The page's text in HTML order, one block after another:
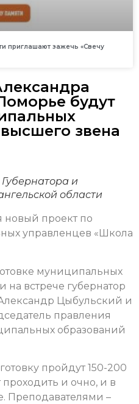
приглашают зажечь «Свечу
будут
звена
и
области
новый проект по
управленцев «Школа
муниципальных
на встрече губернатор
Цыбульский и
правления
образований
пройдут 150-200
и очно, и в
Преподавателями –